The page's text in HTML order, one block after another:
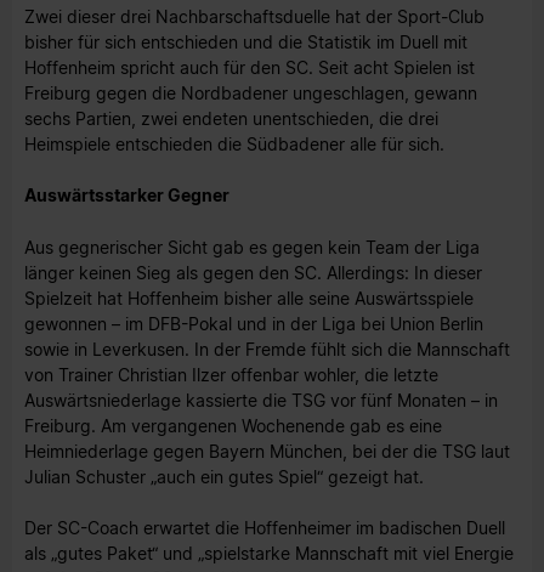
Zwei dieser drei Nachbarschaftsduelle hat der Sport-Club
bisher für sich entschieden und die Statistik im Duell mit
Hoffenheim spricht auch für den SC. Seit acht Spielen ist
Freiburg gegen die Nordbadener ungeschlagen, gewann
sechs Partien, zwei endeten unentschieden, die drei
Heimspiele entschieden die Südbadener alle für sich.
Auswärtsstarker Gegner
Aus gegnerischer Sicht gab es gegen kein Team der Liga
länger keinen Sieg als gegen den SC. Allerdings: In dieser
Spielzeit hat Hoffenheim bisher alle seine Auswärtsspiele
gewonnen – im DFB-Pokal und in der Liga bei Union Berlin
sowie in Leverkusen. In der Fremde fühlt sich die Mannschaft
von Trainer Christian Ilzer offenbar wohler, die letzte
Auswärtsniederlage kassierte die TSG vor fünf Monaten – in
Freiburg. Am vergangenen Wochenende gab es eine
Heimniederlage gegen Bayern München, bei der die TSG laut
Julian Schuster „auch ein gutes Spiel“ gezeigt hat.
Der SC-Coach erwartet die Hoffenheimer im badischen Duell
als „gutes Paket“ und „spielstarke Mannschaft mit viel Energie